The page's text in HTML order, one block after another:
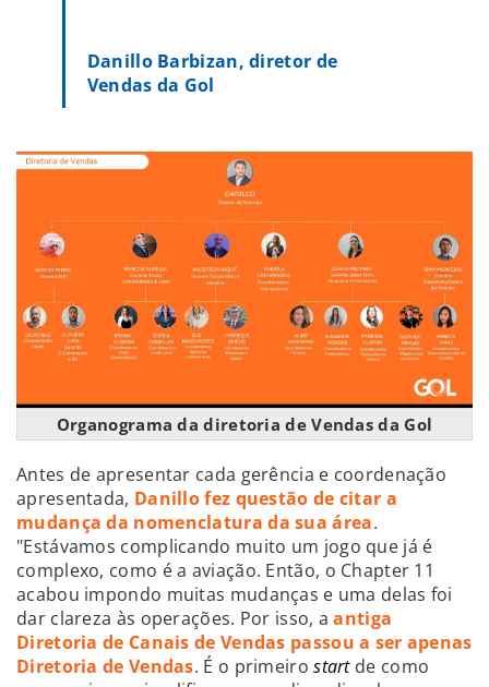
Danillo Barbizan, diretor de
Vendas da Gol
Organograma da diretoria de Vendas da Gol
Antes de apresentar cada gerência e coordenação
apresentada, Danillo fez questão de citar a
mudança da nomenclatura da sua área.
"Estávamos complicando muito um jogo que já é
complexo, como é a aviação. Então, o Chapter 11
acabou impondo muitas mudanças e uma delas foi
dar clareza às operações. Por isso, aantiga
Diretoria de Canais de Vendas passou a ser apenas
Diretoria de Vendas. É o primeirostart de como